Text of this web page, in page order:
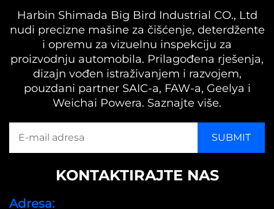
Harbin Shimada Big Bird Industrial CO., Ltd
nudi precizne mašine za čišćenje, deterdžente
i opremu za vizuelnu inspekciju za
proizvodnju automobila. Prilagođena rješenja,
dizajn vođen istraživanjem i razvojem,
pouzdani partner SAIC-a, FAW-a, Geelya i
Weichai Powera. Saznajte više.
KONTAKTIRAJTE NAS
Adresa: